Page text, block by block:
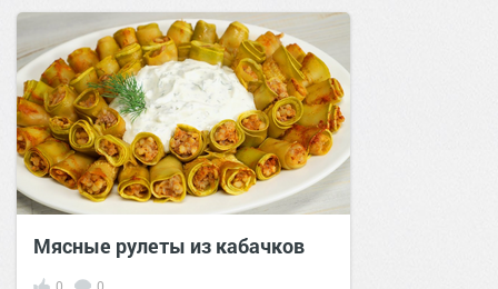
позитива!00:29Сегодня
Мясные рулеты из кабачков